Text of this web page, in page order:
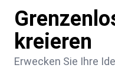
kreieren
Erwecken Sie Ihre